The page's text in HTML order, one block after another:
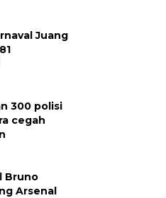
Juang
300 polisi
cegah
Bruno
Arsenal